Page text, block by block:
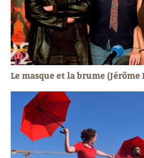
Le masque et la brume (Jérôme